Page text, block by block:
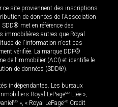
site proviennent des inscriptions
de données de l'Association
met en référence des
immobilières autres que Royal
de l'information n'est pas
vérifiée. La marque DDF®
de l’immobilier (ACI) et identifie le
de données (SDD®).
indépendantes. Les bureaux
Royal LePageMD Ltée »,
MD », « Royal LePageMD Credit